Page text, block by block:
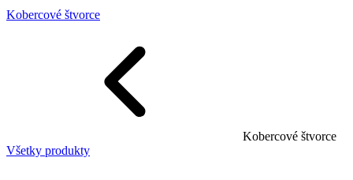
Kobercové štvorce
Kobercové štvorce
Všetky produkty